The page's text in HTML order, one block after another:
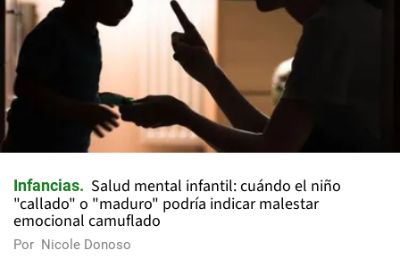
Infancias
Salud mental infantil: cuándo el niño
"callado" o "maduro" podría indicar malestar
emocional camuflado
Por Nicole Donoso